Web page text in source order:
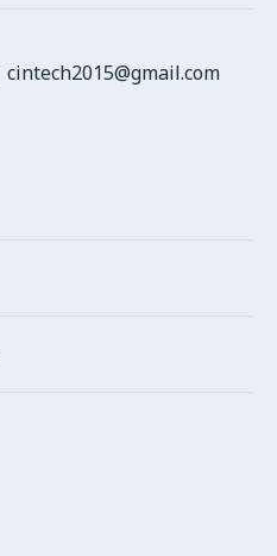
cintech2015@gmail.com